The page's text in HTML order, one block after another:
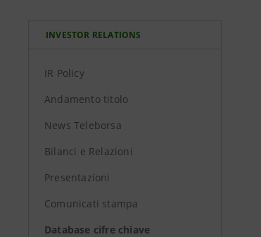
INVESTOR RELATIONS
IR Policy
Andamento titolo
News Teleborsa
Bilanci e Relazioni
Presentazioni
Comunicati stampa
Database cifre chiave